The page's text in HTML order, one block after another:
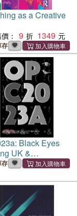
as a Creative
： 9 1349
存
Black Eyes
UK &
Poetry Society
存